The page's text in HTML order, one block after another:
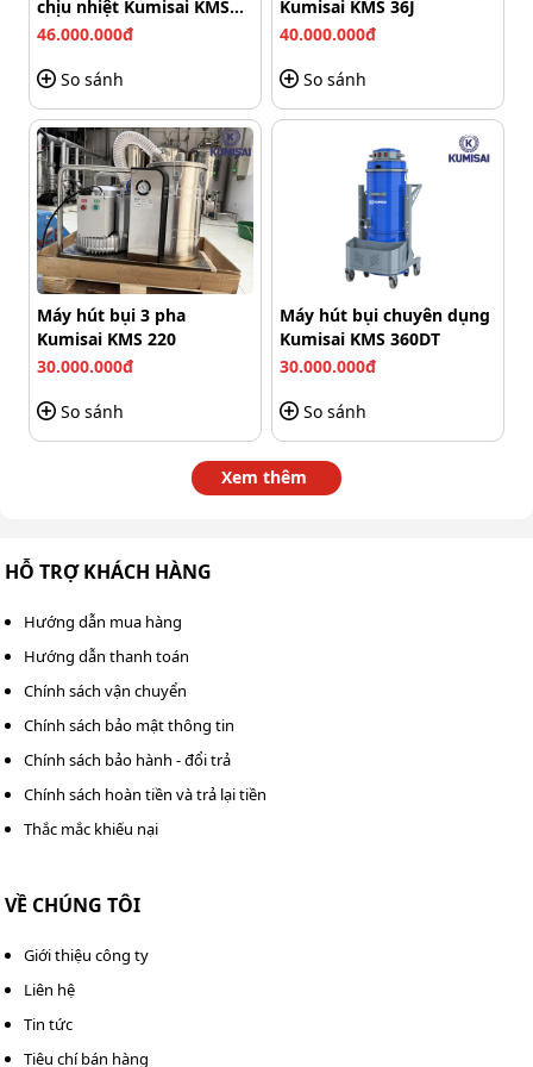
hỏng.
Làm quen với hướng dẫn sử dụng của máy để hiểu
rõ về các chức năng và cách sử dụng.
2. Sử dụng máy hút bụi
Đảm bảo rằng tất cả các bộ phận như ống hút, bàn
hút và túi lọc bụi được lắp đặt đúng cách trước khi sử
dụng.
Lưu ý quan trọng trong quá trình sử dụng máy hút bụi
Sử dụng máy trong môi trường có nền nhiệt cao cần
lưu ý để không làm quá tải máy. Máy có thể hoạt
động tốt trong các điều kiện này nhưng cần đảm bảo
thông gió tốt để giảm nhiệt độ xung quanh.
chất liệu. Ví dụ, dùng bàn hút nước cho khu vực ẩm
3. Bảo quản và bảo trì
Làm sạch thùng chứa rác và thay túi lọc bụi thường
xuyên để duy trì hiệu suất hút bụi. Nếu thùng chứa
chịu nhiệt Kumisai KMS
01-3F
46.000.000đ
So sánh
Kumisai KMS 36J
40.000.000đ
So sánh
Máy hút bụi 3 pha
Kumisai KMS 220
30.000.000đ
So sánh
Máy hút bụi chuyên dụng
Kumisai KMS 360DT
30.000.000đ
So sánh
Xem thêm
HỖ TRỢ KHÁCH HÀNG
Hướng dẫn mua hàng
Hướng dẫn thanh toán
Chính sách vận chuyển
Chính sách bảo mật thông tin
Chính sách bảo hành - đổi trả
Chính sách hoàn tiền và trả lại tiền
Thắc mắc khiếu nại
VỀ CHÚNG TÔI
Giới thiệu công ty
Liên hệ
Tin tức
Tiêu chí bán hàng